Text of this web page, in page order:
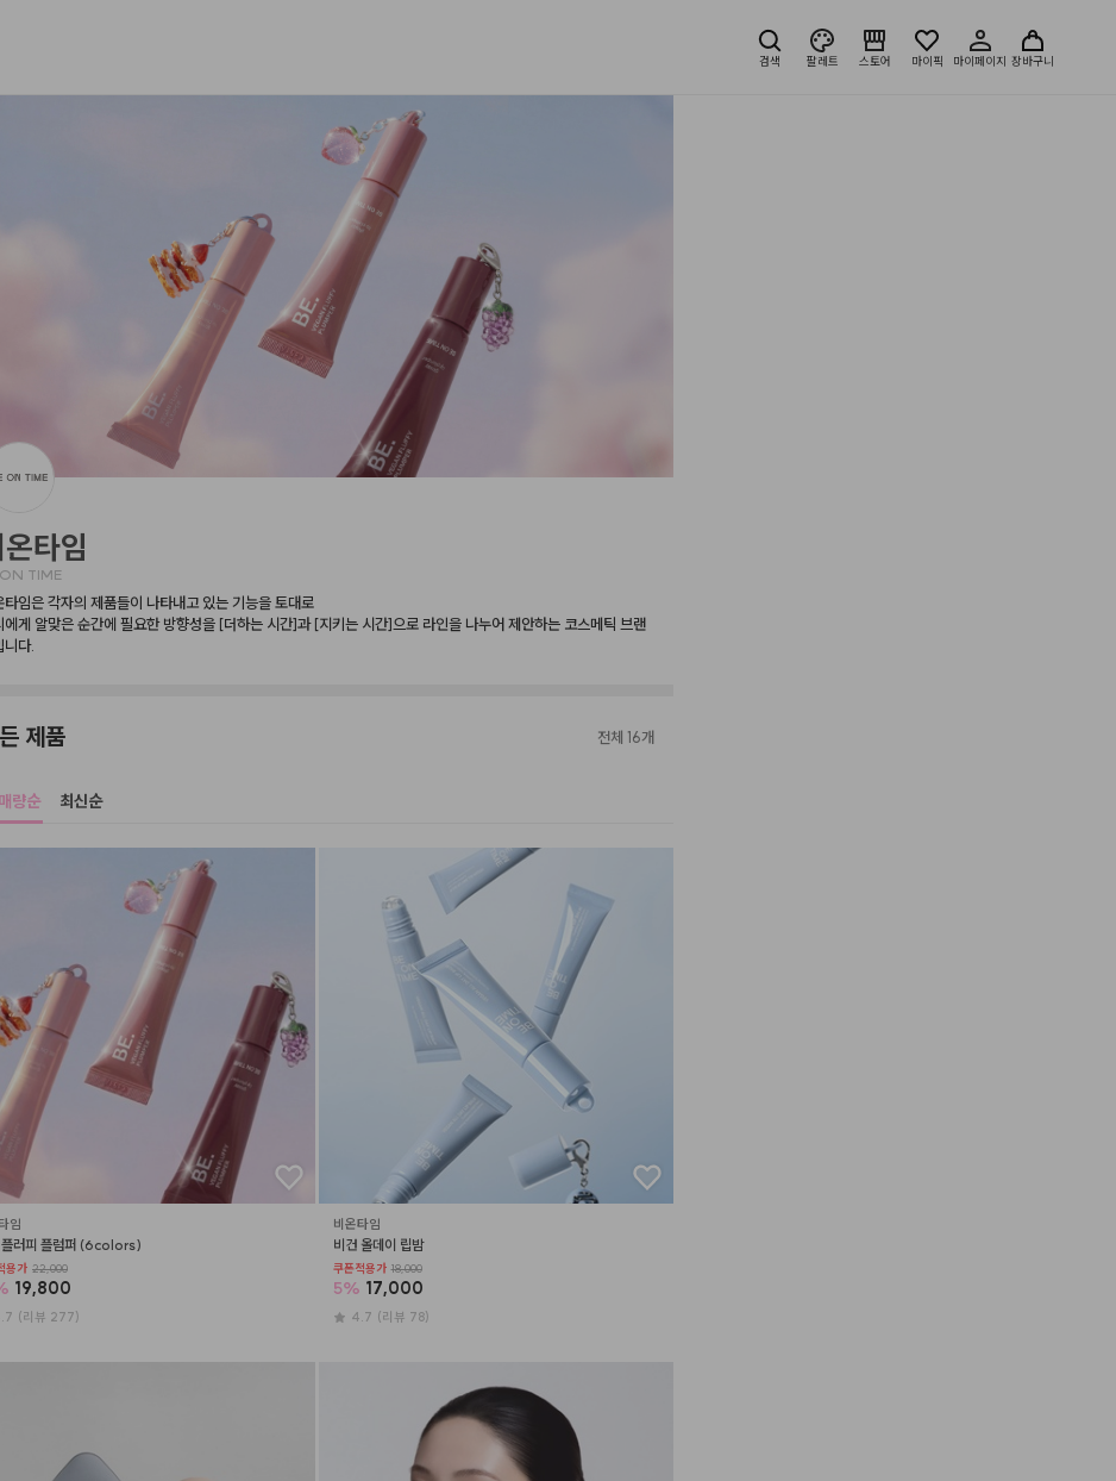
검색 팔레트 스토어 마이픽 마이페이지 장바구니
타임
TIME
타임은 각자의 제품들이 나타내고 있는 기능을 토대로
에게 알맞은 순간에 필요한 방향성을 [더하는 시간]과 [지키는 시간]으로 라인을 나누어 제안하는 코스메틱 브랜
니다.
제품 전체 16개
량순 최신순
임
플러피 플럼퍼 (6colors)
용가 22,000
19,800
(리뷰 277)
비온타임
비건 올데이 립밤
쿠폰적용가 18,000
5% 17,000
4.7 (리뷰 78)